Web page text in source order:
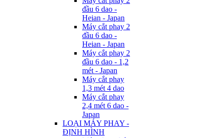
đầu 6 dao -
Heian - Japan
Máy cắt phay 2
đầu 6 dao -
Heian - Japan
Máy cắt phay 2
đầu 6 dao - 1,2
mét - Japan
Máy cắt phay
1,3 mét 4 dao
Máy cắt phay
2,4 mét 6 dao -
Japan
LOẠI MÁY PHAY -
ĐỊNH HÌNH